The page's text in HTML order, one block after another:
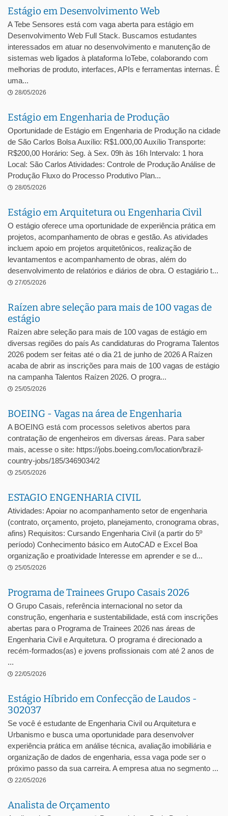
Estágio em Desenvolvimento Web
A Tebe Sensores está com vaga aberta para estágio em
Desenvolvimento Web Full Stack. Buscamos estudantes
interessados em atuar no desenvolvimento e manutenção de
sistemas web ligados à plataforma IoTebe, colaborando com
melhorias de produto, interfaces, APIs e ferramentas internas. É
uma...
28/05/2026
Estágio em Engenharia de Produção
Oportunidade de Estágio em Engenharia de Produção na cidade
de São Carlos Bolsa Auxílio: R$1.000,00 Auxílio Transporte:
R$200,00 Horário: Seg. à Sex. 09h às 16h Intervalo: 1 hora
Local: São Carlos Atividades: Controle de Produção Análise de
Produção Fluxo do Processo Produtivo Plan...
28/05/2026
Estágio em Arquitetura ou Engenharia Civil
O estágio oferece uma oportunidade de experiência prática em
projetos, acompanhamento de obras e gestão. As atividades
incluem apoio em projetos arquitetônicos, realização de
levantamentos e acompanhamento de obras, além do
desenvolvimento de relatórios e diários de obra. O estagiário t...
27/05/2026
Raízen abre seleção para mais de 100 vagas de
estágio
Raízen abre seleção para mais de 100 vagas de estágio em
diversas regiões do país As candidaturas do Programa Talentos
2026 podem ser feitas até o dia 21 de junho de 2026 A Raízen
acaba de abrir as inscrições para mais de 100 vagas de estágio
na campanha Talentos Raízen 2026. O progra...
25/05/2026
BOEING - Vagas na área de Engenharia
A BOEING está com processos seletivos abertos para
contratação de engenheiros em diversas áreas. Para saber
mais, acesse o site: https://jobs.boeing.com/location/brazil-
country-jobs/185/3469034/2
25/05/2026
ESTAGIO ENGENHARIA CIVIL
Atividades: Apoiar no acompanhamento setor de engenharia
(contrato, orçamento, projeto, planejamento, cronograma obras,
afins) Requisitos: Cursando Engenharia Civil (a partir do 5º
período) Conhecimento básico em AutoCAD e Excel Boa
organização e proatividade Interesse em aprender e se d...
25/05/2026
Programa de Trainees Grupo Casais 2026
O Grupo Casais, referência internacional no setor da
construção, engenharia e sustentabilidade, está com inscrições
abertas para o Programa de Trainees 2026 nas áreas de
Engenharia Civil e Arquitetura. O programa é direcionado a
recém-formados(as) e jovens profissionais com até 2 anos de
...
22/05/2026
Estágio Híbrido em Confecção de Laudos -
302037
Se você é estudante de Engenharia Civil ou Arquitetura e
Urbanismo e busca uma oportunidade para desenvolver
experiência prática em análise técnica, avaliação imobiliária e
organização de dados de engenharia, essa vaga pode ser o
próximo passo da sua carreira. A empresa atua no segmento ...
22/05/2026
Analista de Orçamento